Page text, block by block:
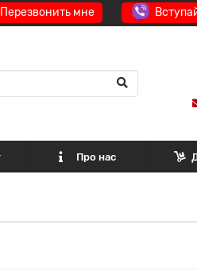
Перезвонить мне
Про нас